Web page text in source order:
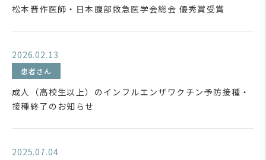
松本晋作医師・日本腹部救急医学会総会 優秀賞受賞
2026.02.13
患者さん
成人（高校生以上）のインフルエンザワクチン予防接種・
接種終了のお知らせ
2025.07.04